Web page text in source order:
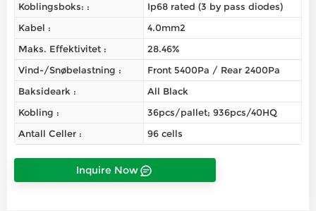
Koblingsboks: :
Ip68 rated (3 by pass diodes)
Kabel :
4.0mm2
Maks. Effektivitet :
28.46%
Vind-/snøbelastning :
Front 5400Pa / Rear 2400Pa
Baksideark :
All Black
Kobling :
36pcs/pallet; 936pcs/40HQ
Antall Celler :
96 cells
Inquire Now